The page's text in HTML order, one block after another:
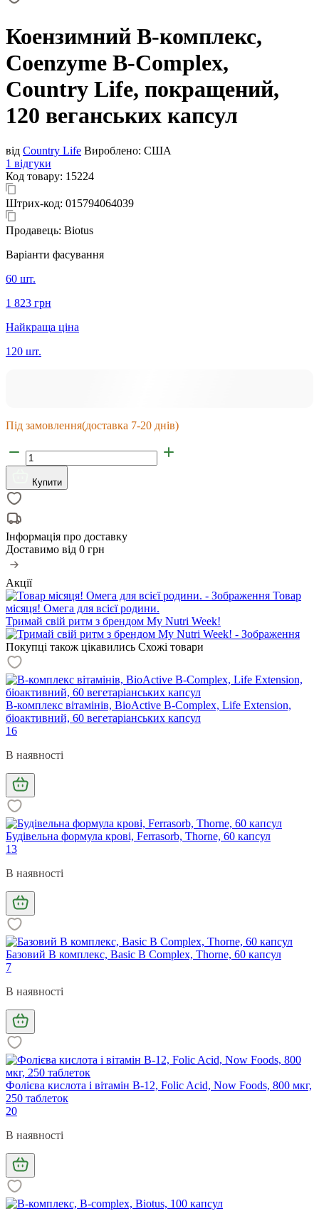
Коензимний B-комплекс,
Coenzyme B-Complex,
Country Life, покращений,
120 веганських капсул
від Country Life Вироблено: США
1 відгуки
Код товару: 15224
Штрих-код: 015794064039
Продавець: Biotus
Варіанти фасування
60 шт.
1 823 грн
Найкраща ціна
120 шт.
Під замовлення(доставка 7-20 днів)
Купити
Інформація про доставку
Доставимо від 0 грн
Акції
Товар
місяця! Омега для всієї родини.
Тримай свій ритм з брендом My Nutri Week!
Покупці також цікавились Схожі товари
В-комплекс вітамінів, BioActive B-Complex, Life Extension,
біоактивний, 60 вегетаріанських капсул
16
В наявності
Будівельна формула крові, Ferrasorb, Thorne, 60 капсул
13
В наявності
Базовий В комплекс, Basic B Complex, Thorne, 60 капсул
7
В наявності
Фолієва кислота і вітамін В-12, Folic Acid, Now Foods, 800 мкг,
250 таблеток
20
В наявності